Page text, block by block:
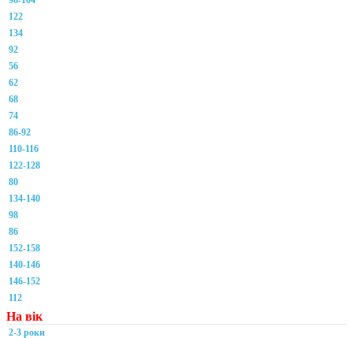
122
134
92
56
62
68
74
86-92
110-116
122-128
80
134-140
98
86
152-158
140-146
146-152
112
На вік
2-3 роки